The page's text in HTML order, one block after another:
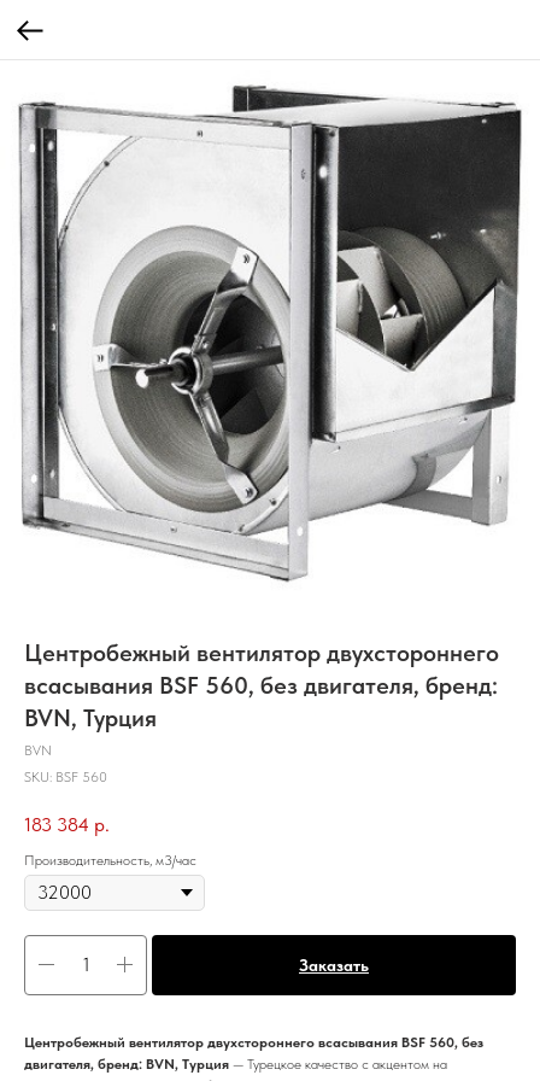
Центробежный вентилятор двухстороннего
всасывания BSF 560, без двигателя, бренд:
BVN, Турция
BVN
SKU: BSF 560
183 384 р.
Производительность, м3/час
Заказать
Центробежный вентилятор двухстороннего всасывания BSF 560, без
двигателя, бренд: BVN, Турция — Турецкое качество с акцентом на